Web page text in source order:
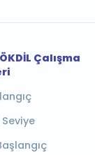
Çalışma
Seviye